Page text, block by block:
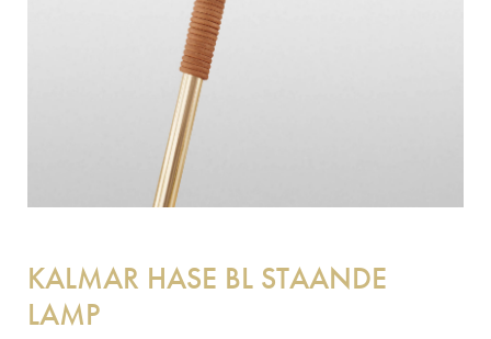
KALMAR HASE BL STAANDE
LAMP